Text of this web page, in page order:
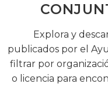
Explora y
publicados por el
filtrar por
o licencia para